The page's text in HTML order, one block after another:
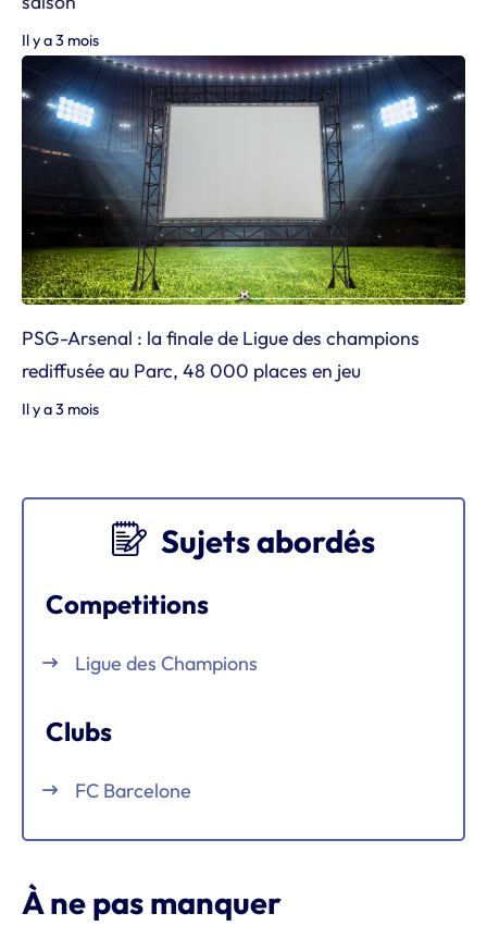
Il y a 3 mois
PSG-Arsenal : la finale de Ligue des champions
rediffusée au Parc, 48 000 places en jeu
Il y a 3 mois
Sujets abordés
Competitions
Ligue des Champions
Clubs
FC Barcelone
À ne pas manquer